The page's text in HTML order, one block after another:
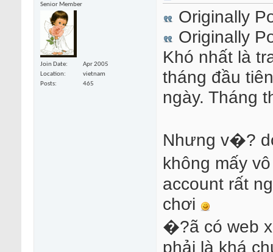
Senior Member
Join Date
Apr 2005
Location
vietnam
Posts
465
Originally
Originally
Khó nhất là
tháng đầu
ngày. Tháng
Nhưng v�?
không mấy
account rất
chơi
�?ã có web
phải là khá